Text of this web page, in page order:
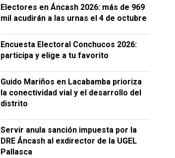
Electores en Áncash 2026: más de 969
mil acudirán a las urnas el 4 de octubre
Encuesta Electoral Conchucos 2026:
participa y elige a tu favorito
Guido Mariños en Lacabamba prioriza
la conectividad vial y el desarrollo del
distrito
Servir anula sanción impuesta por la
DRE Áncash al exdirector de la UGEL
Pallasca